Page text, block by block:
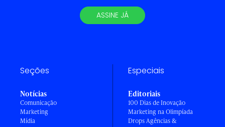
ASSINE JÁ
Seções
Notícias
Comunicação
Marketing
Mídia
Especiais
Editoriais
100 Dias de Inovação
Marketing na Olimpíada
Drops Agências &